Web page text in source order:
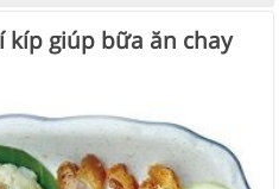
kíp giúp bữa ăn chay